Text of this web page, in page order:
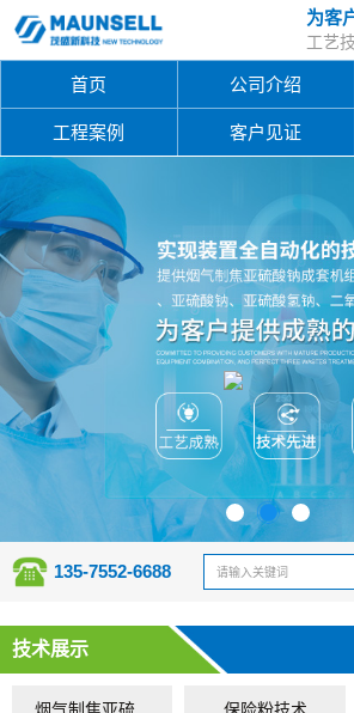
为客
工艺
首页 公司介绍
工程案例 客户见证
135-7552-6688
技术展示